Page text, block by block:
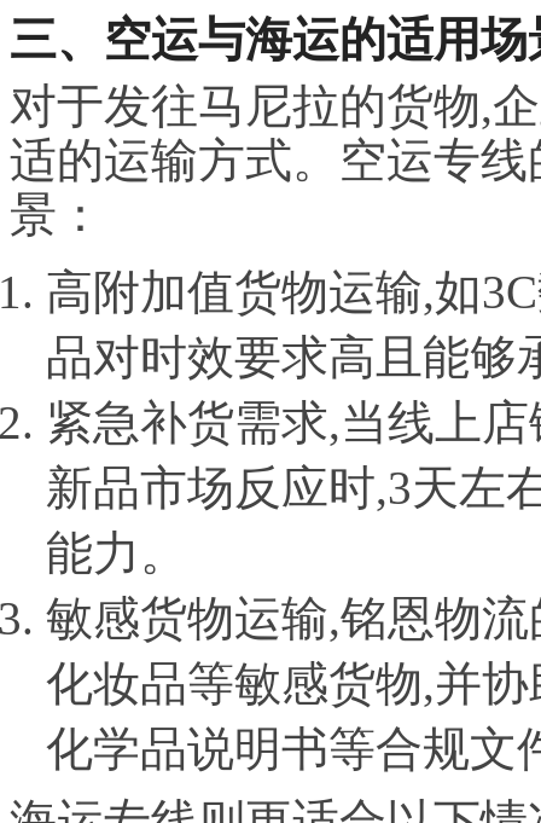
三、空运与海运的适用场
对于发往马尼拉的货物,
适的运输方式。空运专
景：
高附加值货物运输,如
品对时效要求高且能够
紧急补货需求,当线上
新品市场反应时,3天左
能力。
敏感货物运输,铭恩物
化妆品等敏感货物,并
化学品说明书等合规文